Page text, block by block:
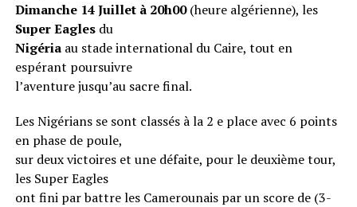
Dimanche 14 Juillet à 20h00(heure algérienne), les
Super Eaglesdu
Nigériaau stade international du Caire, tout en
espérant poursuivre
l’aventure jusqu’au sacre final.
Les Nigérians se sont classés à la 2 e place avec 6 points
en phase de poule,
sur deux victoires et une défaite, pour le deuxième tour,
les Super Eagles
ont fini par battre les Camerounais par un score de (3-